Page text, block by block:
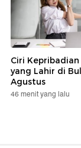
Ciri
yang Lahir di
Agustus
46 menit yang lalu